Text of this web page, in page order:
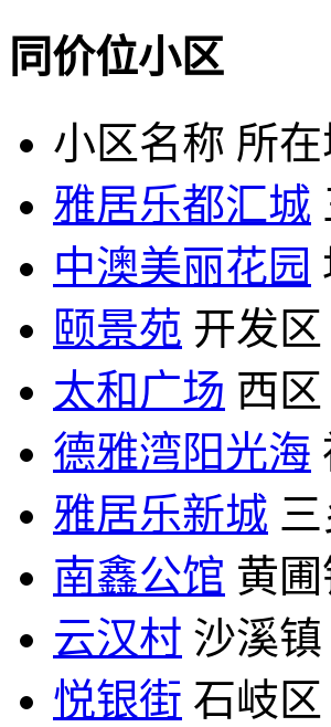
同价位小区
小区名称 所
雅居乐都汇城
中澳美丽花园
颐景苑 开发
太和广场 西区
德雅湾阳光海
雅居乐新城
南鑫公馆 黄
云汉村 沙溪镇
悦银街 石岐区